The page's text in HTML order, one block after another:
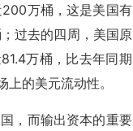
万桶，这是美国有
过去的四周，美国原
万桶，比去年同期
的美元流动性。
，而输出资本的重要